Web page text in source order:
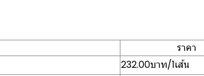
ราคา
232.00บาท/1เส้น